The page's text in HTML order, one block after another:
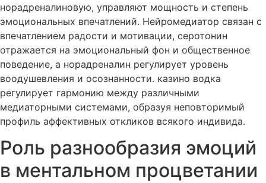
норадреналиновую, управляют мощность и степень
эмоциональных впечатлений. Нейромедиатор связан с
впечатлением радости и мотивации, серотонин
отражается на эмоциональный фон и общественное
поведение, а норадреналин регулирует уровень
воодушевления и осознанности. казино водка
регулирует гармонию между различными
медиаторными системами, образуя неповторимый
профиль аффективных откликов всякого индивида.
Роль разнообразия эмоций
в ментальном процветании